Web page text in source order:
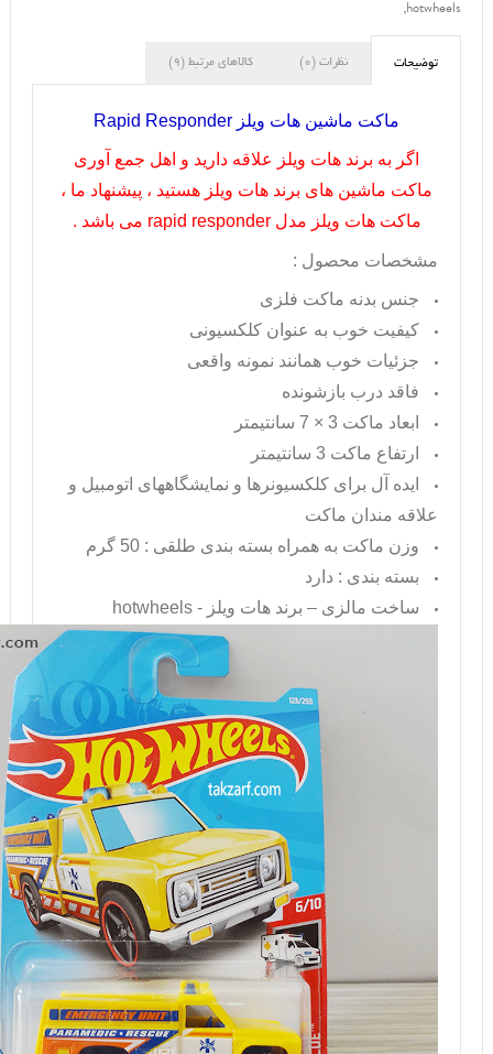
hotwheels
,
توضیحات نظرات (0) کالاهای مرتبط (9)
ماکت ماشین هات ویلز Rapid Responder
اگر به برند هات ویلز علاقه دارید و اهل جمع آوری
ماکت ماشین های برند هات ویلز هستید ، پیشنهاد ما ،
ماکت هات ویلز مدلrapid responder می باشد .
مشخصات محصول :
جنس بدنه ماکت فلزی
کیفیت خوب به عنوان کلکسیونی
جزئیات خوب همانند نمونه واقعی
فاقد درب بازشونده
ابعاد ماکت 3 × 7 سانتیمتر
ارتفاع ماکت 3 سانتیمتر
ایده آل برای کلکسیونرها و نمایشگاههای اتومبیل و
علاقه مندان ماکت
وزن ماکت به همراه بسته بندی طلقی : 50 گرم
بسته بندی : دارد
ساخت مالزی – برند هات ویلز - hotwheels